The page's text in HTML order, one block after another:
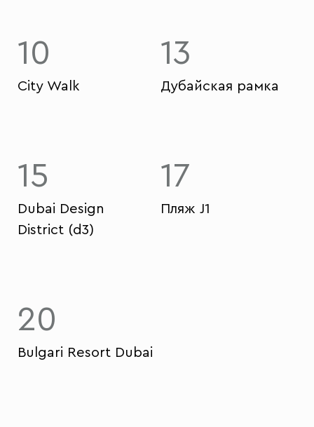
10
City Walk
13
Дубайская рамка
15
Dubai Design
District (d3)
17
Пляж J1
20
Bulgari Resort Dubai